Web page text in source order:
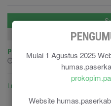
Mulai 1 Agustus 2025
Website
09-
Pelepasan Peserta Jambore
09-08-2022 - 09-08-2022
Lihat semua agenda ....